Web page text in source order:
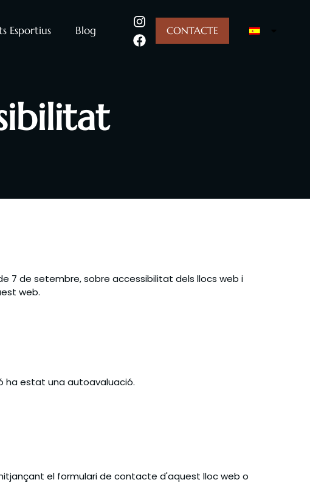
Esportius Blog CONTACTE
7 de setembre, sobre accessibilitat dels llocs web i
web.
ha estat una autoavaluació.
el formulari de contacte d'aquest lloc web o